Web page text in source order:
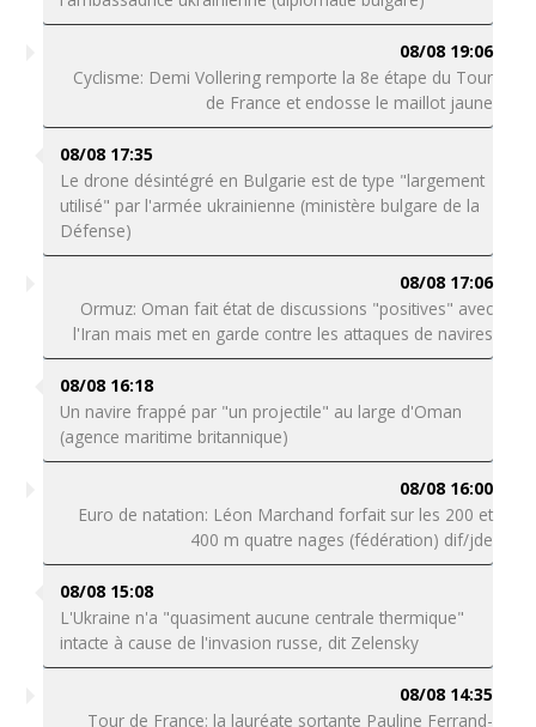
08/08 19:06
Cyclisme: Demi Vollering remporte la 8e étape du Tour
de France et endosse le maillot jaune
08/08 17:35
Le drone désintégré en Bulgarie est de type "largement
utilisé" par l'armée ukrainienne (ministère bulgare de la
Défense)
08/08 17:06
Ormuz: Oman fait état de discussions "positives" avec
l'Iran mais met en garde contre les attaques de navires
08/08 16:18
Un navire frappé par "un projectile" au large d'Oman
(agence maritime britannique)
08/08 16:00
Euro de natation: Léon Marchand forfait sur les 200 et
400 m quatre nages (fédération) dif/jde
08/08 15:08
L'Ukraine n'a "quasiment aucune centrale thermique"
intacte à cause de l'invasion russe, dit Zelensky
08/08 14:35
Tour de France: la lauréate sortante Pauline Ferrand-